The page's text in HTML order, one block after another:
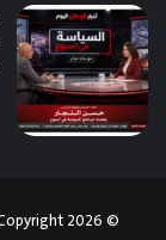
© Copyright 2026, جميع الحقوق محفوظة | تصميم